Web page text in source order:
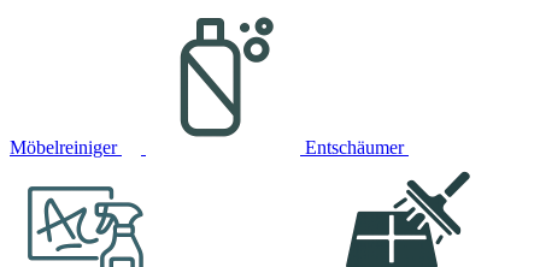
Möbelreiniger Entschäumer